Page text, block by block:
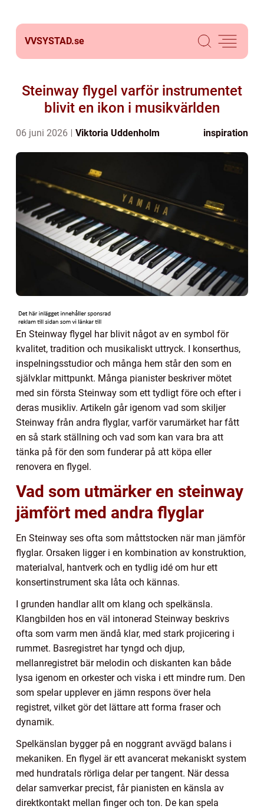
VVSYSTAD.se
Steinway flygel varför instrumentet
blivit en ikon i musikvärlden
06 juni 2026 Viktoria Uddenholm inspiration
En Steinway flygel har blivit något av en symbol för
kvalitet, tradition och musikaliskt uttryck. I konserthus,
inspelningsstudior och många hem står den som en
självklar mittpunkt. Många pianister beskriver mötet
med sin första Steinway som ett tydligt före och efter i
deras musikliv. Artikeln går igenom vad som skiljer
Steinway från andra flyglar, varför varumärket har fått
en så stark ställning och vad som kan vara bra att
tänka på för den som funderar på att köpa eller
renovera en flygel.
Vad som utmärker en steinway
jämfört med andra flyglar
En Steinway ses ofta som måttstocken när man jämför
flyglar. Orsaken ligger i en kombination av konstruktion,
materialval, hantverk och en tydlig idé om hur ett
konsertinstrument ska låta och kännas.
I grunden handlar allt om klang och spelkänsla.
Klangbilden hos en väl intonerad Steinway beskrivs
ofta som varm men ändå klar, med stark projicering i
rummet. Basregistret har tyngd och djup,
mellanregistret bär melodin och diskanten kan både
lysa igenom en orkester och viska i ett mindre rum. Den
som spelar upplever en jämn respons över hela
registret, vilket gör det lättare att forma fraser och
dynamik.
Spelkänslan bygger på en noggrant avvägd balans i
mekaniken. En flygel är ett avancerat mekaniskt system
med hundratals rörliga delar per tangent. När dessa
delar samverkar precist, får pianisten en känsla av
direktkontakt mellan finger och ton. De kan spela